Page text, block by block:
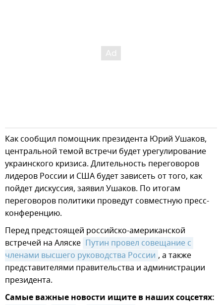
Как сообщил помощник президента Юрий Ушаков,
центральной темой встречи будет урегулирование
украинского кризиса. Длительность переговоров
лидеров России и США будет зависеть от того, как
пойдет дискуссия, заявил Ушаков. По итогам
переговоров политики проведут совместную пресс-
конференцию.
Перед предстоящей российско-американской
встречей на Аляске Путин провел совещание с
членами высшего руководства России , а также
представителями правительства и администрации
президента.
Самые важные новости ищите в наших соцсетях: